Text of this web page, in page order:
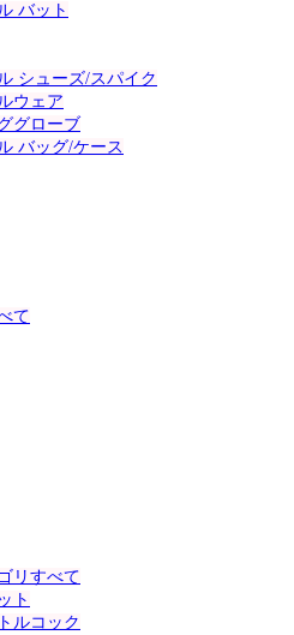
バット
シューズ/スパイク
ウェア
グローブ
バッグ/ケース
て
リすべて
ト
ルコック